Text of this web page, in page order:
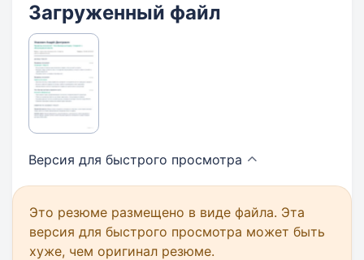
Загруженный файл
Версия для быстрого просмотра
Это резюме размещено в виде файла. Эта
версия для быстрого просмотра может быть
хуже, чем оригинал резюме.